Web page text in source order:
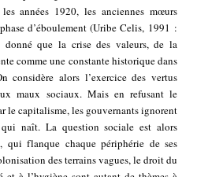
années 1920, les anciennes mœurs
d’éboulement (Uribe Celis, 1991 :
donné que la crise des valeurs, de la
comme une constante historique dans
considère alors l’exercice des vertus
maux sociaux. Mais en refusant le
le capitalisme, les gouvernants ignorent
naît. La question sociale est alors
qui flanque chaque périphérie de ses
des terrains vagues, le droit du